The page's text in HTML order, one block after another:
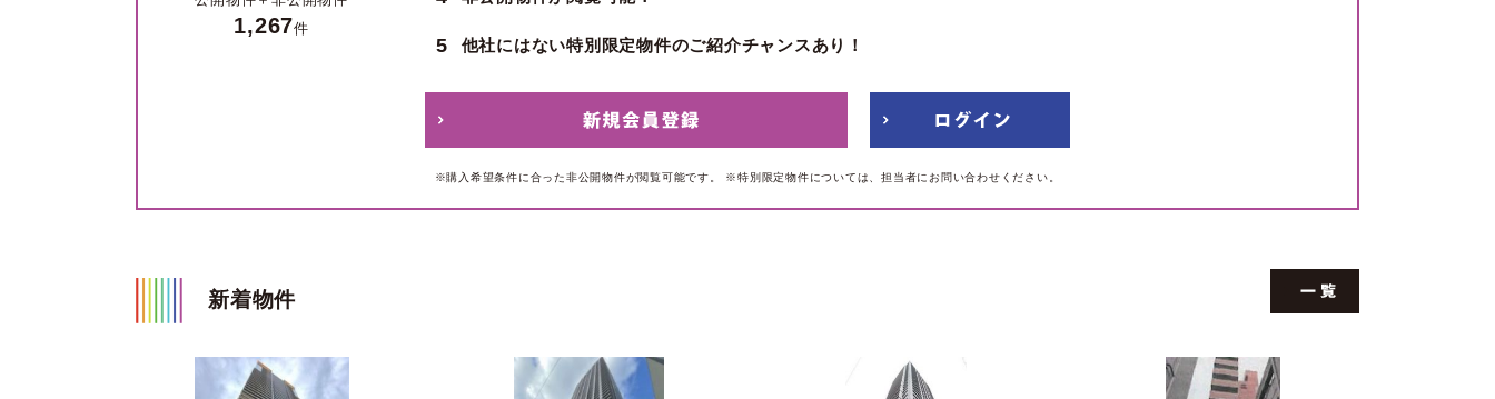
1,267件
5 他社にはない特別限定物件のご紹介チャンスあり！
※購入希望条件に合った非公開物件が閲覧可能です。 ※特別限定物件については、担当者にお問い合わせください。
新着物件